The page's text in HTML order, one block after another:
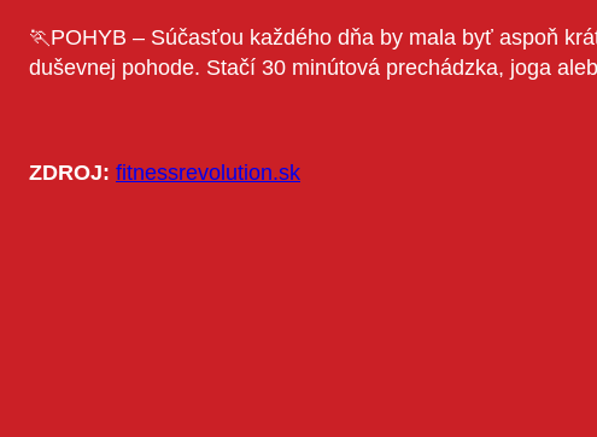
🏃POHYB – Súčasťou každého dňa by mala byť aspoň
duševnej pohode. Stačí 30 minútová prechádzka, joga
ZDROJ: fitnessrevolution.sk